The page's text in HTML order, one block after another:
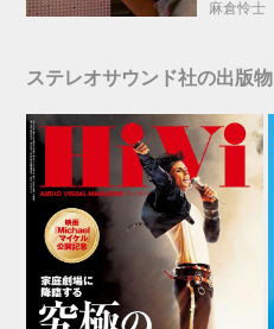
麻倉怜士
ステレオサウンド社の出版物